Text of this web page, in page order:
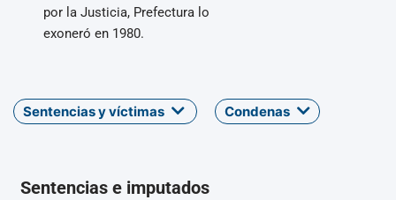
por la Justicia, Prefectura lo
exoneró en 1980.
Sentencias y víctimas Condenas
Sentencias e imputados